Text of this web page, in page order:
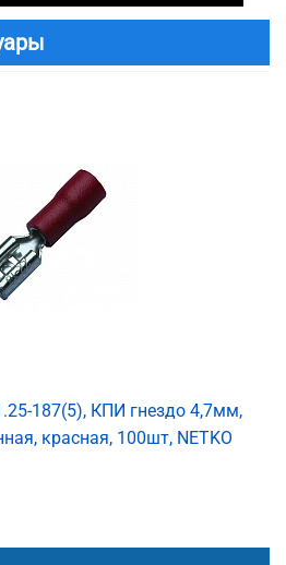
187(5), КПИ гнездо 4,7мм,
красная, 100шт, NETKO